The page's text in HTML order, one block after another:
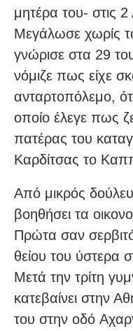
μητέρα του- στις
Μεγάλωσε χωρίς
γνώρισε στα 29
νόμιζε πως είχε
ανταρτοπόλεμο,
οποίο έλεγε πως
πατέρας του
Καρδίτσας το
Από μικρός
βοηθήσει τα
Πρώτα σαν
θείου του ύστερα
Μετά την τρίτη
κατεβαίνει στην
του στην οδό